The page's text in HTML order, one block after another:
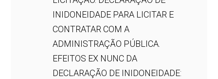
INIDONEIDADE PARA LICITAR E
CONTRATAR COM A
ADMINISTRAÇÃO PÚBLICA.
EFEITOS EX NUNC DA
DECLARAÇÃO DE INIDONEIDADE: